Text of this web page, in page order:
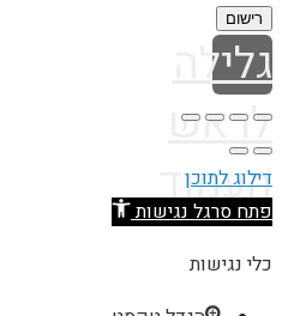
רישום
גלילה
לראש
העמוד
דילוג לתוכן
פתח סרגל נגישות
כלי נגישות